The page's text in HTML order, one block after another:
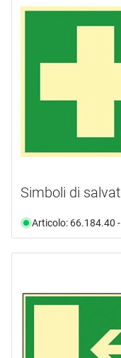
Simboli di
Articolo: 66.184.40